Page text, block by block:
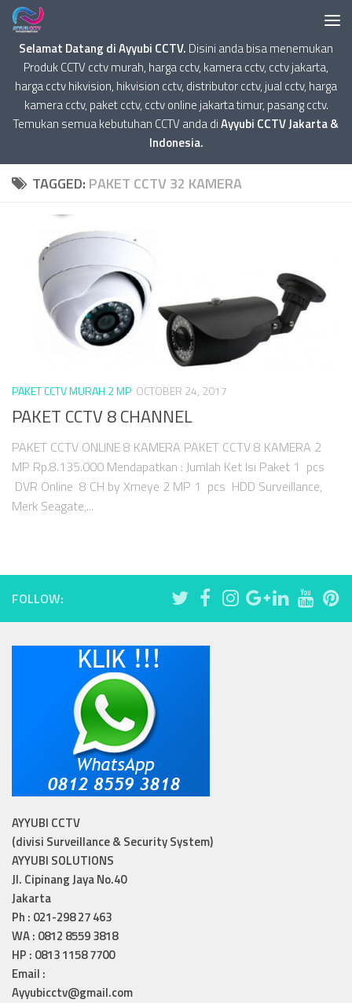
Selamat Datang di Ayyubi CCTV. Disini anda bisa menemukan
Produk CCTV cctv murah, harga cctv, kamera cctv, cctv jakarta,
harga cctv hikvision, hikvision cctv, distributor cctv, jual cctv, harga
kamera cctv, paket cctv, cctv online jakarta timur, pasang cctv.
Temukan semua kebutuhan CCTV anda diAyyubi CCTV Jakarta &
Indonesia.
TAGGED: PAKET CCTV 32 KAMERA
PAKET CCTV MURAH 2 MP OCTOBER 24, 2017
PAKET CCTV 8 CHANNEL
PAKET CCTV ONLINE 8 KAMERA PAKET CCTV 8 KAMERA 2
MP Rp.8.135.000 Mendapatkan : Jumlah Ket Isi Paket 1 pcs
DVR Online 8 CH by Xmeye 2 MP 1 pcs HDD Surveillance,
Merk Seagate,...
FOLLOW:
AYYUBI CCTV
(divisi Surveillance & Security System)
AYYUBI SOLUTIONS
Jl. Cipinang Jaya No.40
Jakarta
Ph : 021-298 27 463
WA : 0812 8559 3818
HP : 0813 1158 7700
Email :
Ayyubicctv@gmail.com